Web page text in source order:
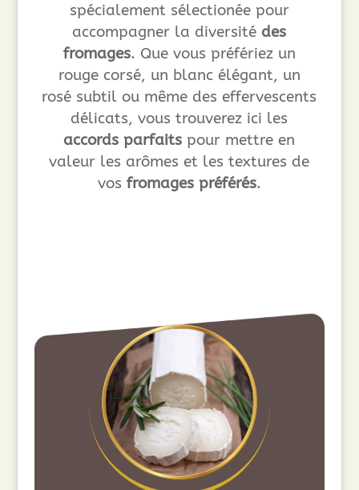
spécialement sélectionée pour
accompagner la diversité des
fromages. Que vous préfériez un
rouge corsé, un blanc élégant, un
rosé subtil ou même des effervescents
délicats, vous trouverez ici les
accords parfaits pour mettre en
valeur les arômes et les textures de
vos fromages préférés.